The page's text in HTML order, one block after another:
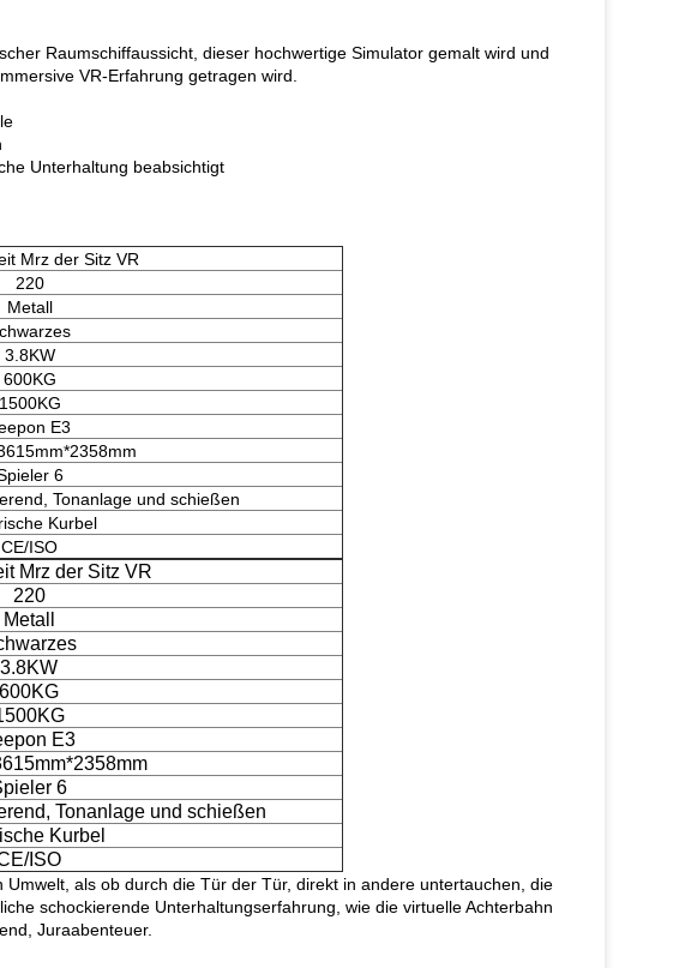
Raumschiffaussicht, dieser hochwertige Simulator gemalt wird und
VR-Erfahrung getragen wird.
Unterhaltung beabsichtigt
Mrz der Sitz VR
220
Metall
3.8KW
600KG
1500KG
E3
6
Tonanlage und schießen
Kurbel
CE/ISO
Mrz der Sitz VR
220
Metall
3.8KW
600KG
E3
6
Tonanlage und schießen
Kurbel
ISO
Umwelt, als ob durch die Tür der Tür, direkt in andere untertauchen, die
schockierende Unterhaltungserfahrung, wie die virtuelle Achterbahn
Juraabenteuer.